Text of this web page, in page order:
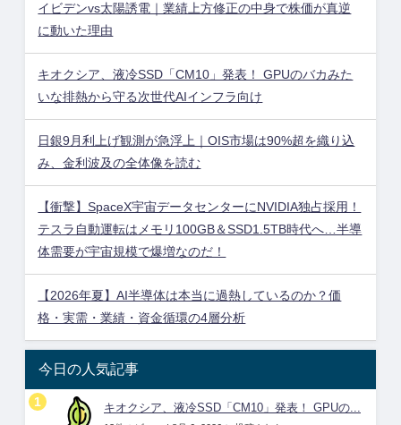
イビデンvs太陽誘電｜業績上方修正の中身で株価が真逆
に動いた理由
キオクシア、液冷SSD「CM10」発表！ GPUのバカみた
いな排熱から守る次世代AIインフラ向け
日銀9月利上げ観測が急浮上｜OIS市場は90%超を織り込
み、金利波及の全体像を読む
【衝撃】SpaceX宇宙データセンターにNVIDIA独占採用！
テスラ自動運転はメモリ100GB＆SSD1.5TB時代へ…半導
体需要が宇宙規模で爆増なのだ！
【2026年夏】AI半導体は本当に過熱しているのか？価
格・実需・業績・資金循環の4層分析
今日の人気記事
キオクシア、液冷SSD「CM10」発表！ GPUの...